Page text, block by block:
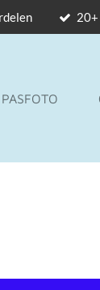
PASFOTO